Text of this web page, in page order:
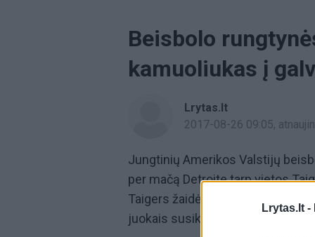
Lrytas.lt -
Beisbolo
kamuoliukas į
Lrytas.lt
2017-08-26 09:05,
Jungtinių Amerikos Valstijų
per mačą Detroite tarp vietos
Taigers žaidėjas Migelis Kabrera,
juokais susikibusius peštukus